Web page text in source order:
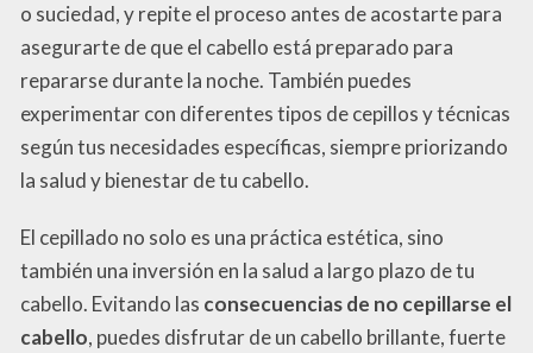
o suciedad, y repite el proceso antes de acostarte para
asegurarte de que el cabello está preparado para
repararse durante la noche. También puedes
experimentar con diferentes tipos de cepillos y técnicas
según tus necesidades específicas, siempre priorizando
la salud y bienestar de tu cabello.
El cepillado no solo es una práctica estética, sino
también una inversión en la salud a largo plazo de tu
cabello. Evitando las consecuencias de no cepillarse el
cabello, puedes disfrutar de un cabello brillante, fuerte